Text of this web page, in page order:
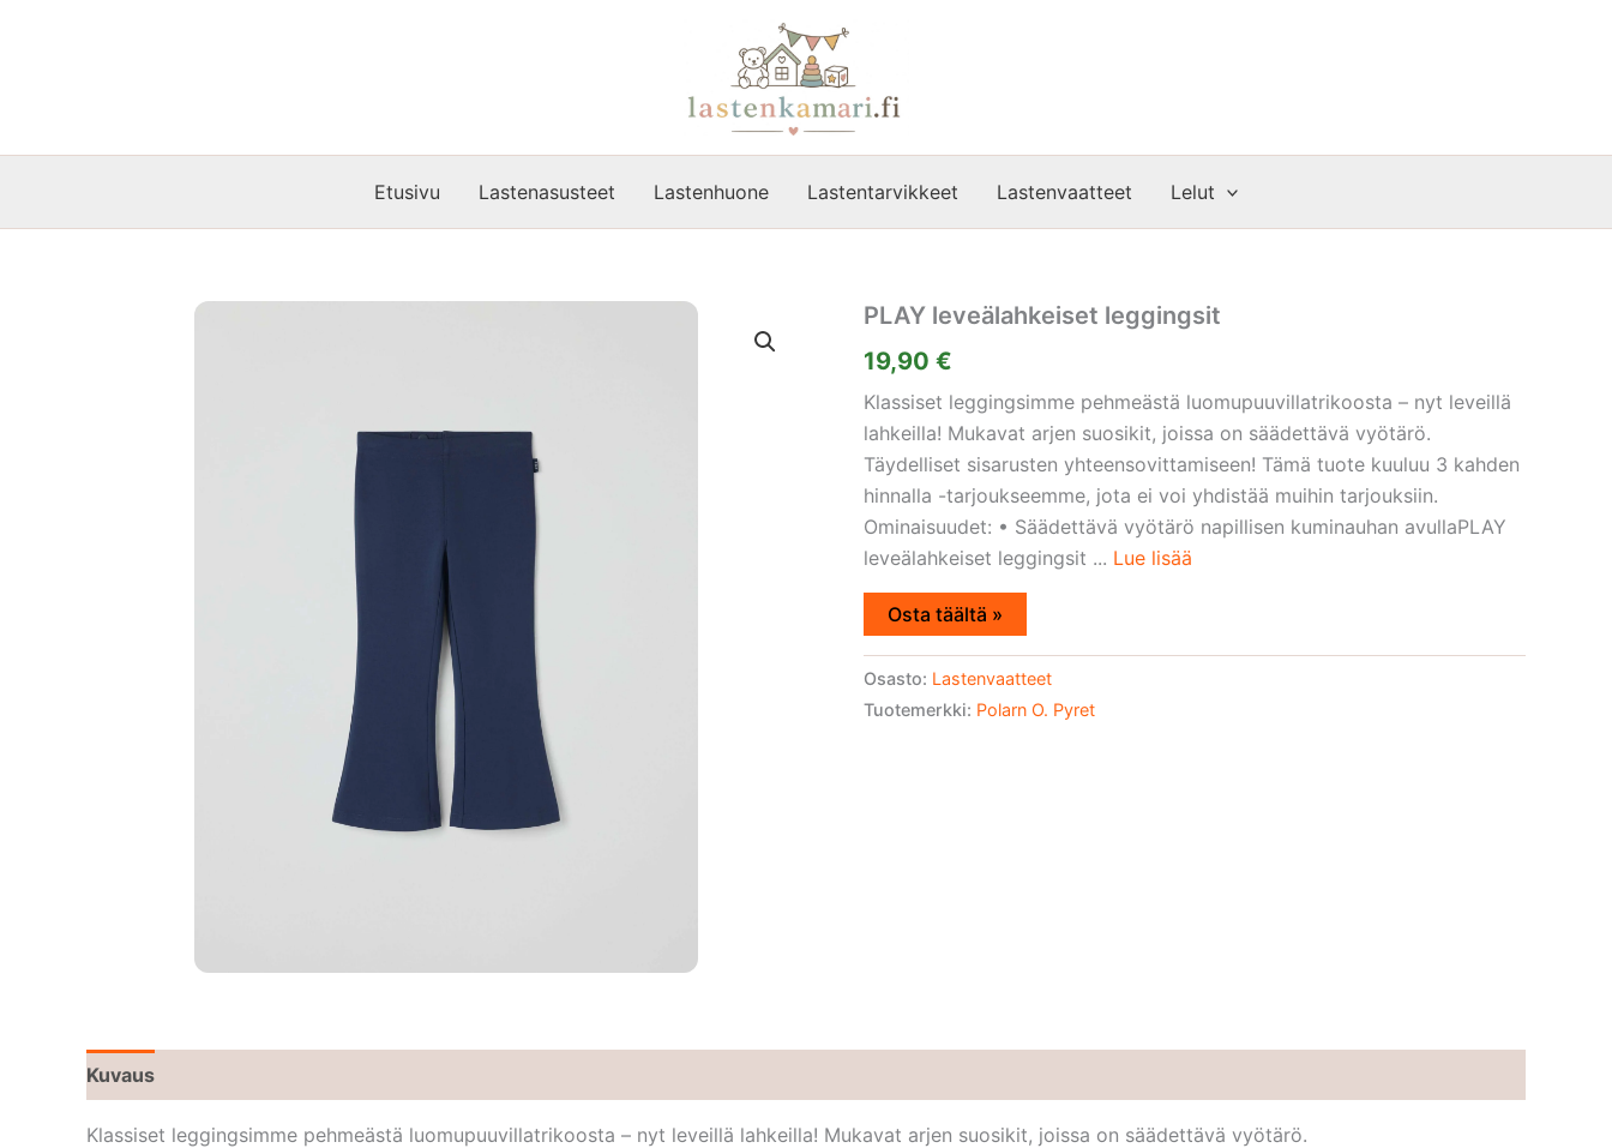
Etusivu Lastenasusteet Lastenhuone Lastentarvikkeet Lastenvaatteet Lelut
PLAY leveälahkeiset leggingsit
19,90 €
Klassiset leggingsimme pehmeästä luomupuuvillatrikoosta – nyt leveillä
lahkeilla! Mukavat arjen suosikit, joissa on säädettävä vyötärö.
Täydelliset sisarusten yhteensovittamiseen! Tämä tuote kuuluu 3 kahden
hinnalla -tarjoukseemme, jota ei voi yhdistää muihin tarjouksiin.
Ominaisuudet: • Säädettävä vyötärö napillisen kuminauhan avullaPLAY
leveälahkeiset leggingsit ... Lue lisää
Osta täältä »
Osasto: Lastenvaatteet
Tuotemerkki: Polarn O. Pyret
Kuvaus
Klassiset leggingsimme pehmeästä luomupuuvillatrikoosta – nyt leveillä lahkeilla! Mukavat arjen suosikit, joissa on säädettävä vyötärö.